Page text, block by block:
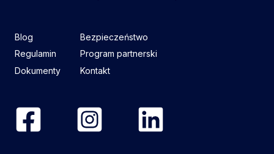
Blog
Regulamin
Dokumenty
Bezpieczeństwo
Program partnerski
Kontakt